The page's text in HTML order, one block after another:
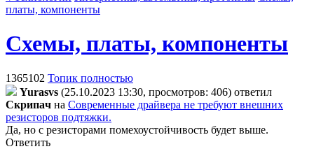
платы, компоненты
Схемы, платы, компоненты
1365102 Топик полностью
Yurasvs (25.10.2023 13:30, просмотров: 406) ответил
Cкpипaч на Современные драйвера не требуют внешних
резисторов подтяжки.
Да, но с резисторами помехоустойчивость будет выше.
Ответить